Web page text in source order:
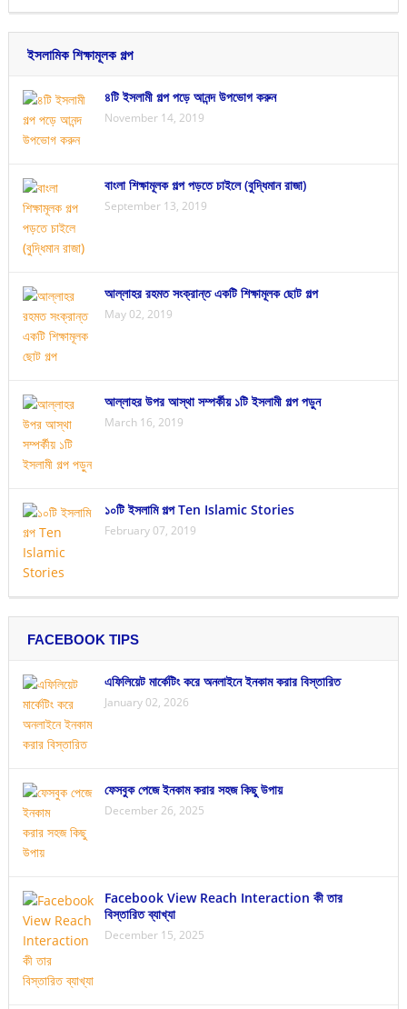
ইসলামিক শিক্ষামূলক গল্প
৪টি ইসলামী গল্প পড়ে আনন্দ উপভোগ করুন
November 14, 2019
বাংলা শিক্ষামূলক গল্প পড়তে চাইলে (বুদ্ধিমান রাজা)
September 13, 2019
আল্লাহর রহমত সংক্রান্ত একটি শিক্ষামূলক ছোট গল্প
May 02, 2019
আল্লাহর উপর আস্থা সম্পর্কীয় ১টি ইসলামী গল্প পড়ুন
March 16, 2019
১০টি ইসলামি গল্প Ten Islamic Stories
February 07, 2019
FACEBOOK TIPS
এফিলিয়েট মার্কেটিং করে অনলাইনে ইনকাম করার বিস্তারিত
January 02, 2026
ফেসবুক পেজে ইনকাম করার সহজ কিছু উপায়
December 26, 2025
Facebook View Reach Interaction কী তার
বিস্তারিত ব্যাখ্যা
December 15, 2025